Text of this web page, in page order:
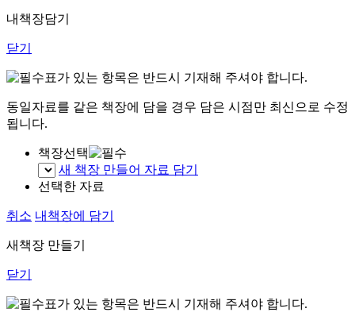
내책장담기
닫기
표가 있는 항목은 반드시 기재해 주셔야 합니다.
동일자료를 같은 책장에 담을 경우 담은 시점만 최신으로 수정
됩니다.
책장선택
새 책장 만들어 자료 담기
선택한 자료
취소 내책장에 담기
새책장 만들기
닫기
표가 있는 항목은 반드시 기재해 주셔야 합니다.